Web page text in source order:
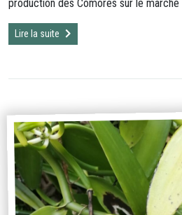
production des Comores sur le marché
Lire la suite